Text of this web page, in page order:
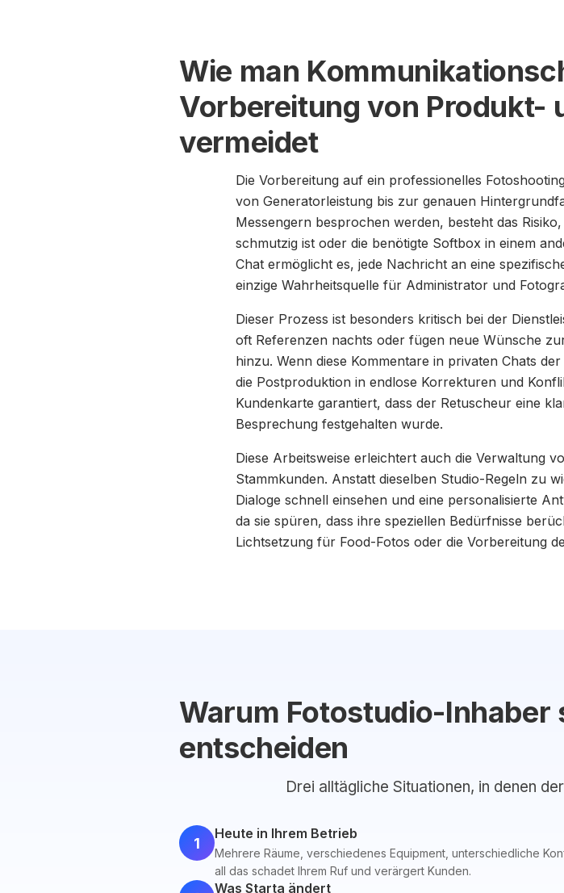
Wie man
Vorbereitung von Produkt-
vermeidet
Die Vorbereitung auf ein professionelles
von Generatorleistung bis zur genauen
Messengern besprochen werden, besteht das
schmutzig ist oder die benötigte Softbox in einem
Chat ermöglicht es, jede Nachricht an eine
einzige Wahrheitsquelle für Administrator und
Dieser Prozess ist besonders kritisch bei der
oft Referenzen nachts oder fügen neue Wünsche
hinzu. Wenn diese Kommentare in privaten Chats
die Postproduktion in endlose Korrekturen und
Kundenkarte garantiert, dass der Retuscheur eine
Besprechung festgehalten wurde.
Diese Arbeitsweise erleichtert auch die Verwaltung
Stammkunden. Anstatt dieselben Studio-Regeln zu
Dialoge schnell einsehen und eine personalisierte
da sie spüren, dass ihre speziellen Bedürfnisse
Lichtsetzung für Food-Fotos oder die Vorbereitung
Warum Fotostudio-
entscheiden
Drei alltägliche Situationen, in denen
1
Heute in Ihrem Betrieb
Mehrere Räume, verschiedenes Equipment, unterschiedliche
all das schadet Ihrem Ruf und verärgert Kunden.
Was Starta ändert